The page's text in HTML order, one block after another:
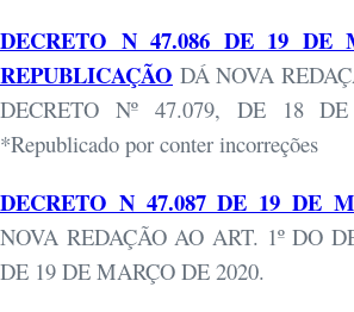
DECRETO N 47.086 DE 19 DE
REPUBLICAÇÃO DÁ NOVA
DECRETO Nº 47.079, DE 18
*Republicado por conter incorreções
DECRETO N 47.087 DE 19 DE
NOVA REDAÇÃO AO ART. 1º DO
DE 19 DE MARÇO DE 2020.